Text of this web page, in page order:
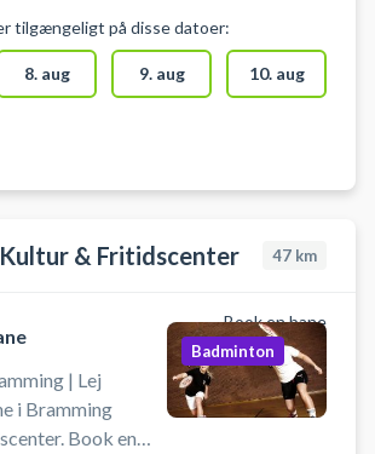
og spil badminton
de mange
i Vejen
ketcher og køb
/
ligger lige ved
Idrætscenter,
1 6600
tilgængeligt på disse datoer:
8. aug 9. aug 10. aug
& Fritidscenter 47 km
Book en bane
| Lej
i Bramming
Book en
Badminton